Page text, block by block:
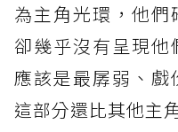
為主角光環，他們
卻幾乎沒有呈現他
應該是最孱弱、戲
這部分還比其他主